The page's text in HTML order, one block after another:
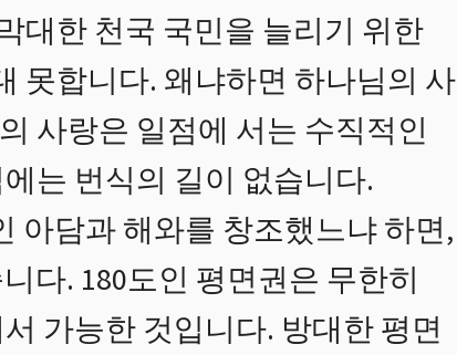
대한 천국 국민을 늘리기 위한
못합니다. 왜냐하면 하나님의 사
사랑은 일점에 서는 수직적인
는 번식의 길이 없습니다.
아담과 해와를 창조했느냐 하면,
다. 180도인 평면권은 무한히
가능한 것입니다. 방대한 평면